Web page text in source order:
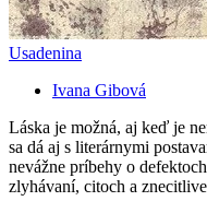
Usadenina
Ivana Gibová
Láska je možná, aj keď je
sa dá aj s literárnymi
nevážne príbehy o
zlyhávaní, citoch a